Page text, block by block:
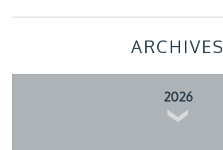
ARCHIVES
2026